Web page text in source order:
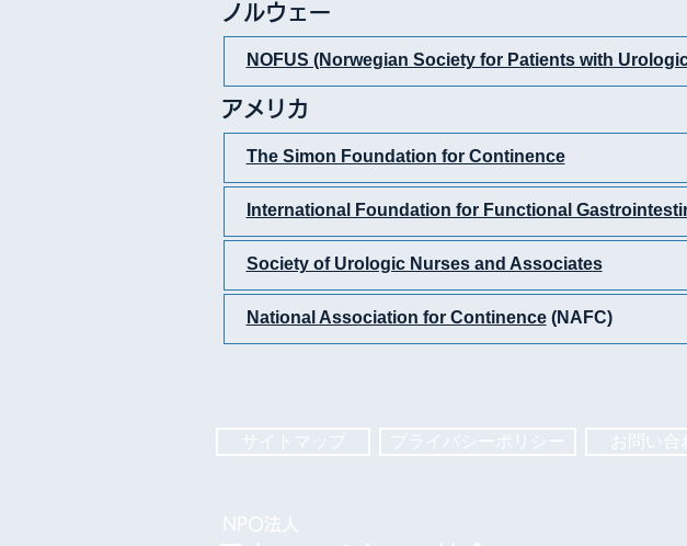
ノルウェー
NOFUS (Norwegian Society for Patients with
アメリカ
The Simon Foundation for Continence
International Foundation for Functional
Society of Urologic Nurses and Associates
National Association for Continence(NAFC)
サイトマップ プライバシーポリシー お問い合
NPO法人